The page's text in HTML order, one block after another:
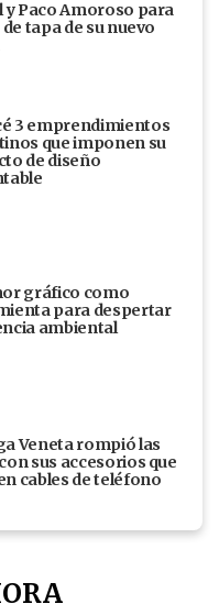
y Paco Amoroso para
tapa de su nuevo
3 emprendimientos
que imponen su
de diseño
gráfico como
para despertar
ambiental
Veneta rompió las
sus accesorios que
cables de teléfono